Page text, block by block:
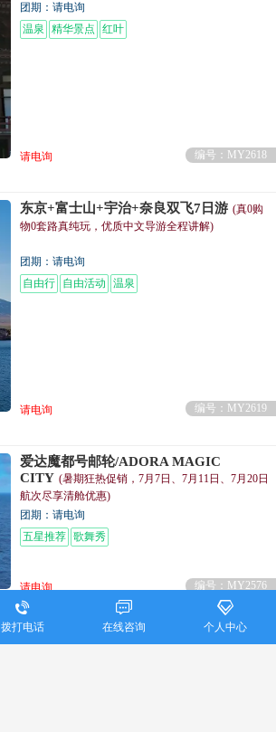
团期：请电询
温泉
精华景点 红叶
请电询
编号：MY2618
东京+富士山+宇治+奈良双飞7日游 (真0购
物0套路真纯玩，优质中文导游全程讲解)
团期：请电询
自由行
自由活动 温泉
请电询
编号：MY2619
爱达魔都号邮轮/ADORA MAGIC
CITY (暑期狂热促销，7月7日、7月11日、7月20日
航次尽享清舱优惠)
团期：请电询
五星推荐 歌舞秀
请电询
编号：MY2576

拨打电话

在线咨询

个人中心